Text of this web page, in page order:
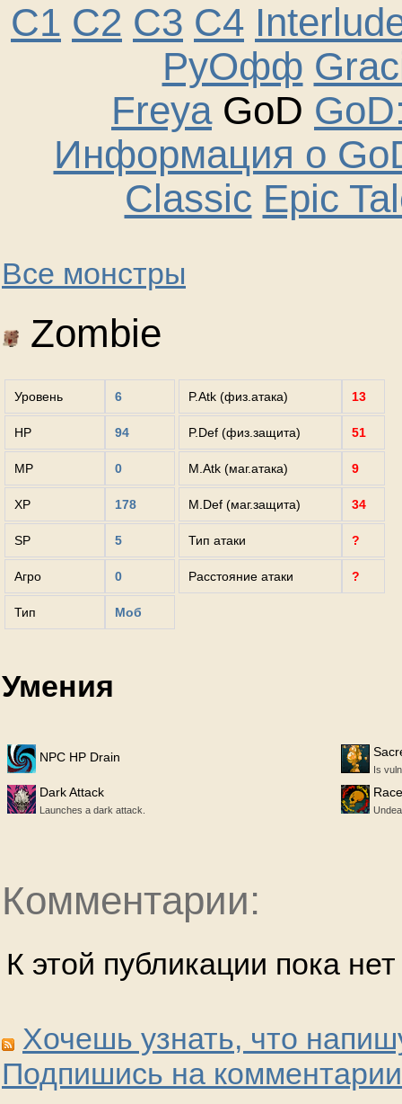
C1 C2 C3 C4
РуОфф
FreyaGoD
Информация о
Classic Epic
Все монстры
Zombie
Уровень 6
HP 94
MP 0
XP 178
SP 5
Агро 0
Тип Моб
P.Atk (физ.атака) 13
P.Def (физ.защита) 51
M.Atk (маг.атака) 9
M.Def (маг.защита) 34
Тип атаки ?
Расстояние атаки ?
Умения
NPC HP Drain
Is
Dark Attack
Launches a dark attack.
Race
Комментарии:
К этой публикации пока
Хочешь узнать, что
Подпишись на